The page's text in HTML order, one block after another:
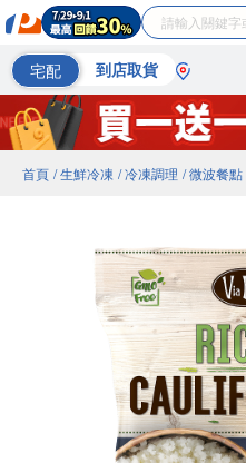
宅配 到店取貨
首頁 / 生鮮冷凍 / 冷凍調理 / 微波餐點